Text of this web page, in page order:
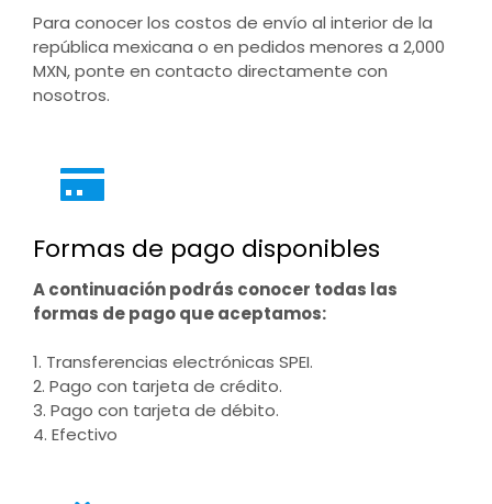
Para conocer los costos de envío al interior de la
república mexicana o en pedidos menores a 2,000
MXN, ponte en contacto directamente con
nosotros.
Formas de pago disponibles
A continuación podrás conocer todas las
formas de pago que aceptamos:
1. Transferencias electrónicas SPEI.
2. Pago con tarjeta de crédito.
3. Pago con tarjeta de débito.
4. Efectivo